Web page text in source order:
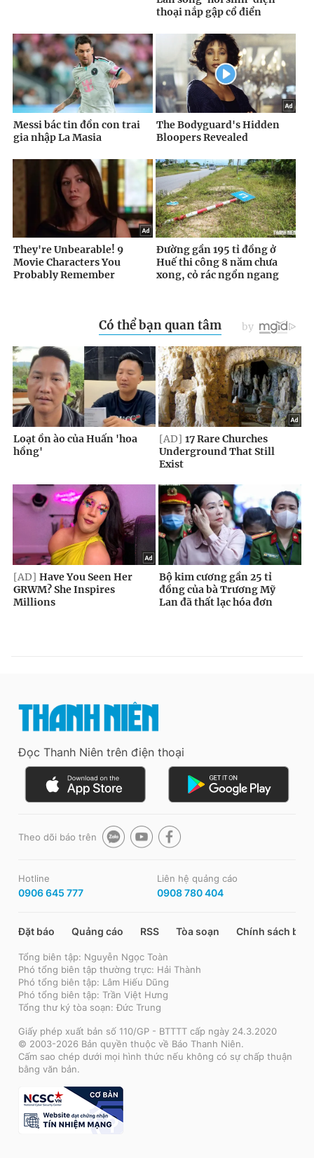
Đọc Thanh Niên trên điện thoại
Theo dõi báo trên
Hotline
0906 645 777
Liên hệ quảng cáo
0908 780 404
Đặt báo Quảng cáo RSS Tòa soạn Chính sách bảo
Tổng biên tập: Nguyễn Ngọc Toàn
Phó tổng biên tập thường trực: Hải Thành
Phó tổng biên tập: Lâm Hiếu Dũng
Phó tổng biên tập: Trần Việt Hưng
Tổng thư ký tòa soạn: Đức Trung
Giấy phép xuất bản số 110/GP - BTTTT cấp ngày 24.3.2020
© 2003-2026 Bản quyền thuộc về Báo Thanh Niên.
Cấm sao chép dưới mọi hình thức nếu không có sự chấp thuận
bằng văn bản.